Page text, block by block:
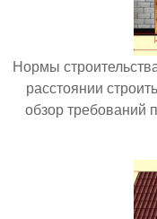
Нормы
расстоянии
обзор